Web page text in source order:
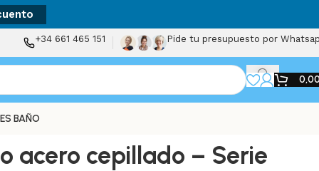
+34 661 465 151 Pide tu presupuesto por
BAÑO
acero cepillado – Serie